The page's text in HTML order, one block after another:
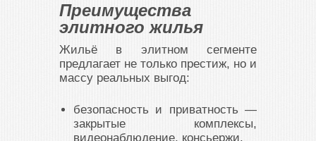
Преимущества
элитного жилья
Жильё в элитном сегменте
предлагает не только престиж, но и
массу реальных выгод:
безопасность и приватность —
закрытые комплексы,
видеонаблюдение, консьержи.